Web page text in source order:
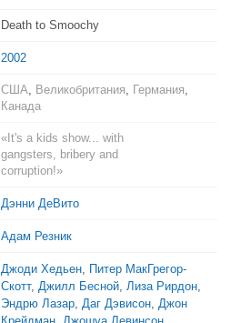
Death to Smoochy
2002
США, Великобритания, Германия,
Канада
«It's a kids show... with
gangsters, bribery and
corruption!»
Дэнни ДеВито
Адам Резник
Джоди Хедьен, Питер МакГрегор-
Скотт, Джилл Бесной, Лиза Рирдон,
Эндрю Лазар, Даг Дэвисон, Джон